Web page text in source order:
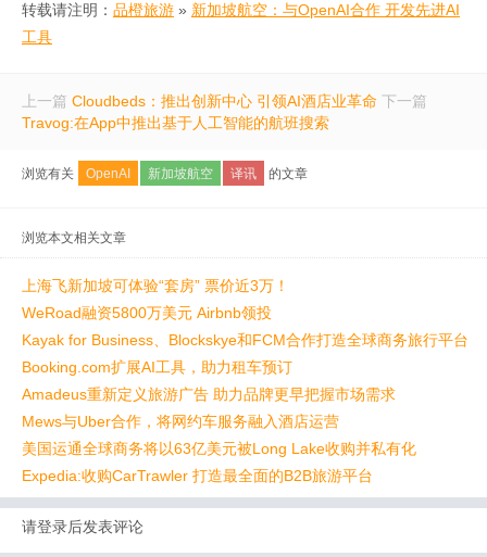
转载请注明： 品橙旅游 » 新加坡航空：与OpenAI合作 开发先进AI
工具
上一篇 Cloudbeds：推出创新中心 引领AI酒店业革命 下一篇
Travog:在App中推出基于人工智能的航班搜索
浏览有关 OpenAI 新加坡航空 译讯 的文章
浏览本文相关文章
上海飞新加坡可体验“套房” 票价近3万！
WeRoad融资5800万美元 Airbnb领投
Kayak for Business、Blockskye和FCM合作打造全球商务旅行平台
Booking.com扩展AI工具，助力租车预订
Amadeus重新定义旅游广告 助力品牌更早把握市场需求
Mews与Uber合作，将网约车服务融入酒店运营
美国运通全球商务将以63亿美元被Long Lake收购并私有化
Expedia:收购CarTrawler 打造最全面的B2B旅游平台
请登录后发表评论